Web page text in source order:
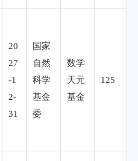
20
27
-1
2-
31
国家
自然
科学
基金
委
数学
天元
基金
125